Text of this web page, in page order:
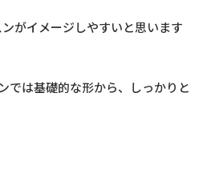
がイメージしやすいと思います
では基礎的な形から、しっかりと